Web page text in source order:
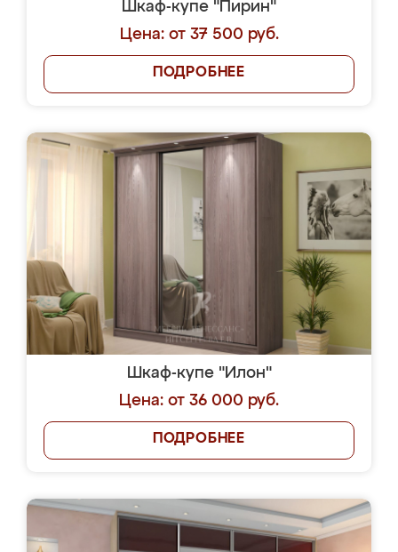
Шкаф-купе "Пирин"
Цена: от 37 500 руб.
ПОДРОБНЕЕ
Шкаф-купе "Илон"
Цена: от 36 000 руб.
ПОДРОБНЕЕ